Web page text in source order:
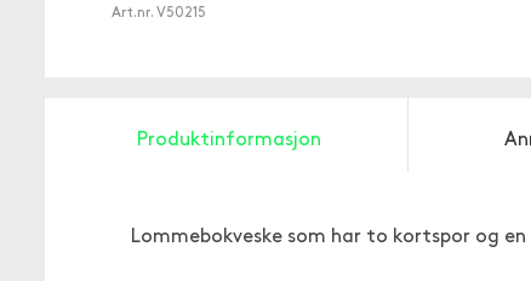
Art.nr. V50215
Produktinformasjon
Lommebokveske som har to kortspor og